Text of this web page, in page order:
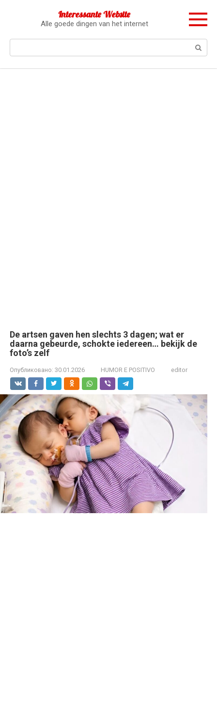
Interessante Website
Alle goede dingen van het internet
De artsen gaven hen slechts 3 dagen; wat er
daarna gebeurde, schokte iedereen… bekijk de
foto’s zelf
Опубликовано: 30.01.2026 HUMOR E POSITIVO editor